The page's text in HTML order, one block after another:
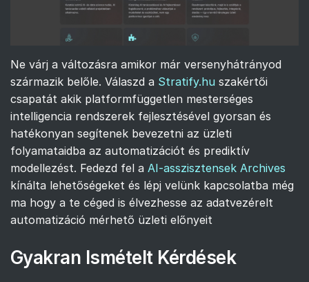
Ne várj a változásra amikor már versenyhátrányod
származik belőle. Válaszd a Stratify.hu szakértői
csapatát akik platformfüggetlen mesterséges
intelligencia rendszerek fejlesztésével gyorsan és
hatékonyan segítenek bevezetni az üzleti
folyamataidba az automatizációt és prediktív
modellezést. Fedezd fel a AI-asszisztensek Archives
kínálta lehetőségeket és lépj velünk kapcsolatba még
ma hogy a te céged is élvezhesse az adatvezérelt
automatizáció mérhető üzleti előnyeit
Gyakran Ismételt Kérdések